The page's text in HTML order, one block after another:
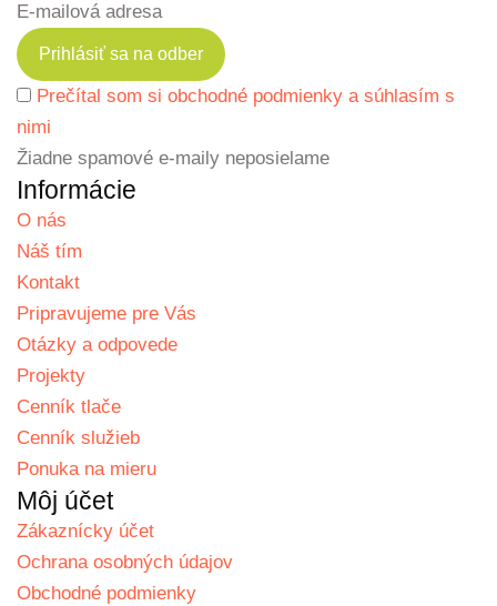
E-mailová adresa
Prečítal som si obchodné podmienky a súhlasím s
nimi
Žiadne spamové e-maily neposielame
Informácie
O nás
Náš tím
Kontakt
Pripravujeme pre Vás
Otázky a odpovede
Projekty
Cenník tlače
Cenník služieb
Ponuka na mieru
Môj účet
Zákaznícky účet
Ochrana osobných údajov
Obchodné podmienky